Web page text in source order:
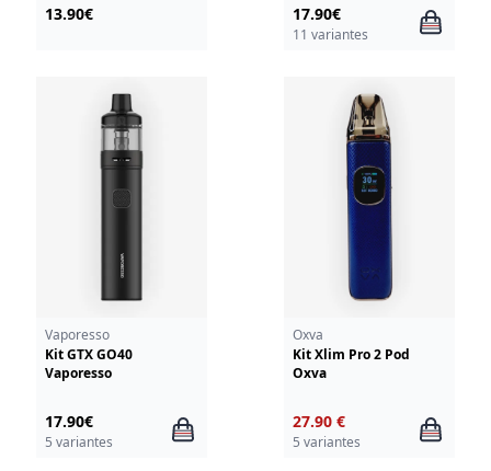
13.90€ 17.90€
11 variantes
Vaporesso
Kit GTX GO40
Vaporesso
17.90€
5 variantes
Oxva
Kit Xlim Pro 2 Pod
Oxva
27.90 €
5 variantes